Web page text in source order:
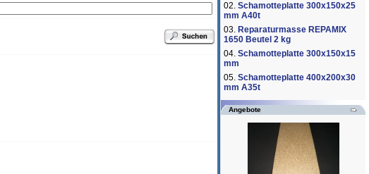
02. Schamotteplatte 300x150x25
mm A40t
03. Reparaturmasse REPAMIX
1650 Beutel 2 kg
04. Schamotteplatte 300x150x15
mm
05. Schamotteplatte 400x200x30
mm A35t
Angebote